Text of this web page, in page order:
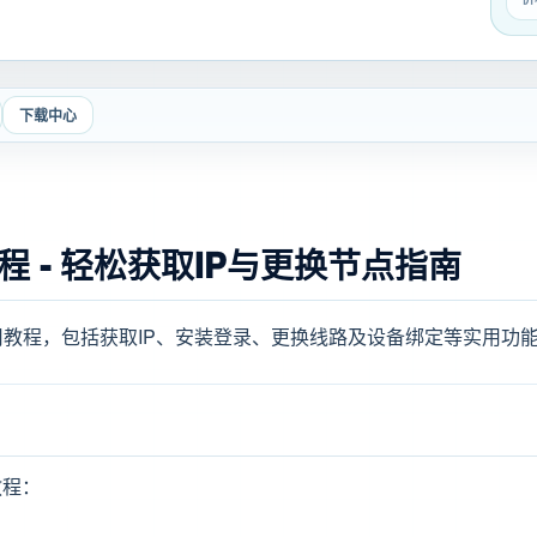
下载中心
- 轻松获取IP与更换节点指南
程，包括获取IP、安装登录、更换线路及设备绑定等实用功
：